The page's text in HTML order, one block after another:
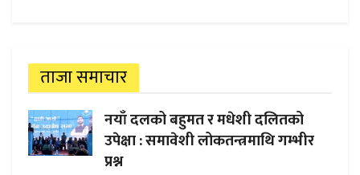
ताजा समाचार
नयाँ दलको बहुमत र मधेशी दलितको
उपेक्षा : समावेशी लोकतन्त्रमाथि गम्भीर
प्रश्न